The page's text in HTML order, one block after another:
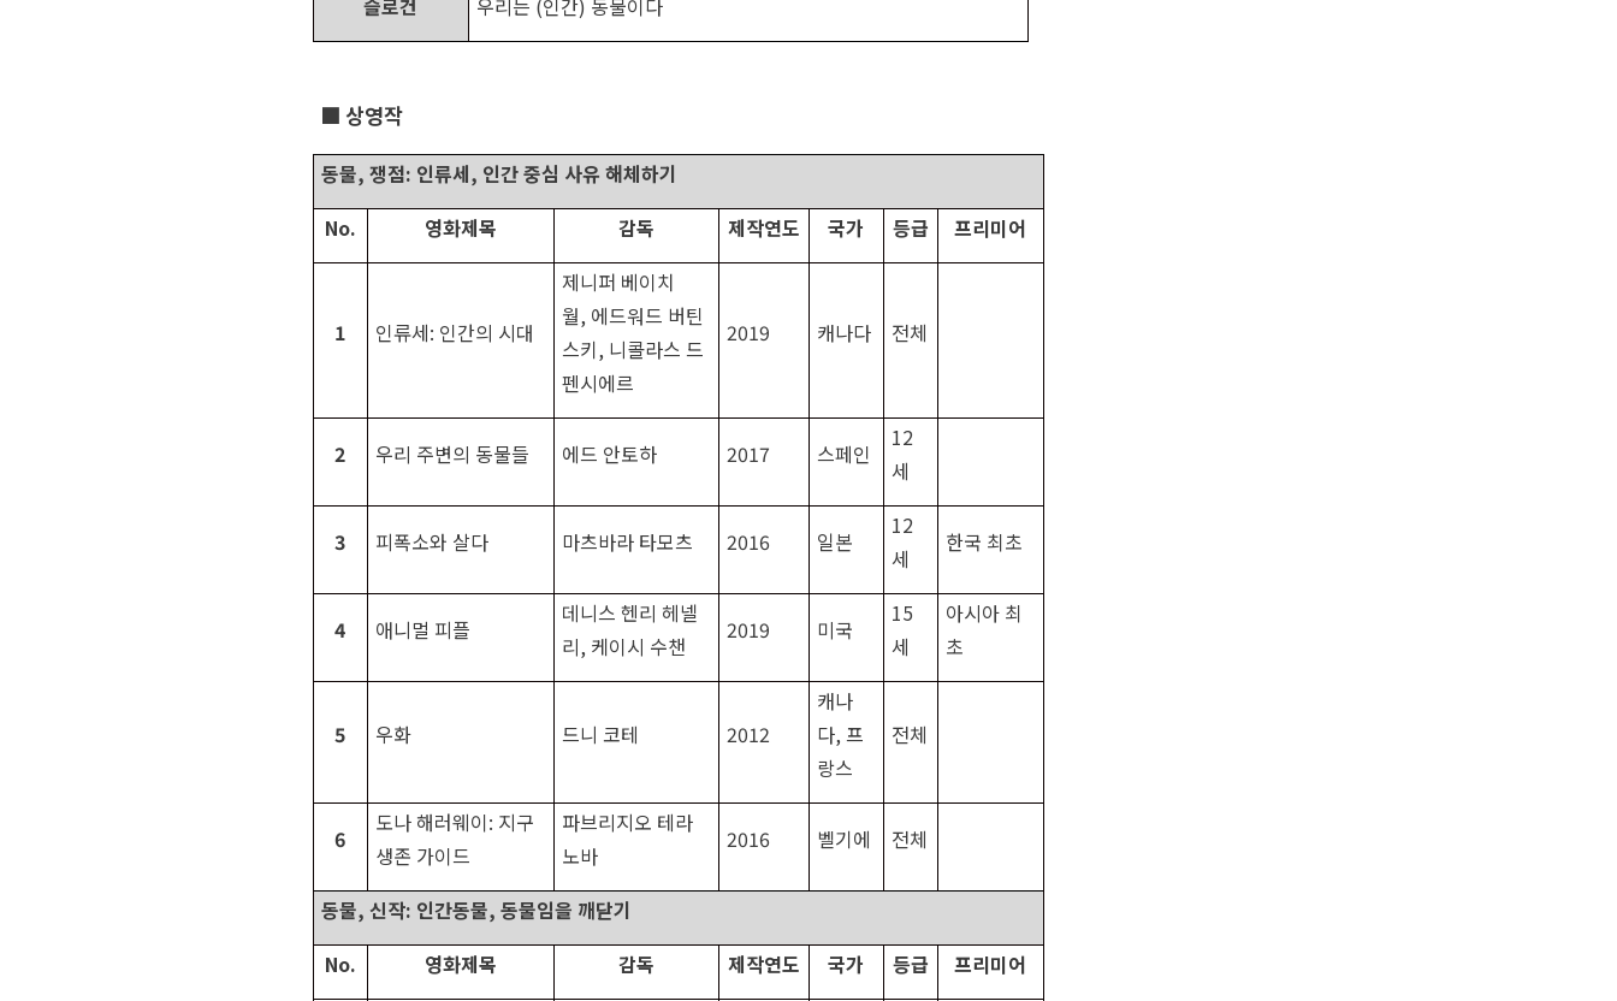
슬로건
우리는 (인간) 동물이다
■ 상영작
동물,쟁점: 인류세, 인간 중심 사유 해체하기
No.
영화제목 감독 제작연도 국가 등급 프리미어
1 인류세: 인간의 시대
제니퍼 베이치
월, 에드워드 버틴
스키, 니콜라스 드
펜시에르
2019 캐나다 전체
2 우리 주변의 동물들 에드 안토하 2017 스페인
12
세
3 피폭소와 살다 마츠바라 타모츠 2016 일본
12
세
한국 최초
4 애니멀 피플
데니스 헨리 헤넬
리, 케이시 수챈
2019 미국
15
세
아시아 최
초
5 우화 드니 코테 2012
캐나
다,프
랑스
전체
6
도나 해러웨이: 지구
생존 가이드
파브리지오 테라
노바
2016 벨기에 전체
동물,신작: 인간동물,동물임을 깨닫기
No.
영화제목 감독 제작연도 국가 등급 프리미어